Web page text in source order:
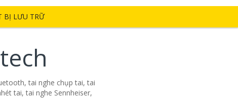
BỊ LƯU TRỮ
tai nghe chụp tai, tai
tai, tai nghe Sennheiser,